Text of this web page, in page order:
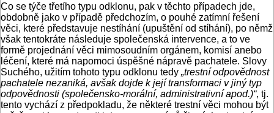
Co se týče třetího typu odklonu, pak v těchto případech jde,
obdobně jako v případě předchozím, o pouhé zatímní řešení
věci, které představuje nestíhání (upuštění od stíhání), po němž
však tentokráte následuje společenská intervence, a to ve
formě projednání věci mimosoudním orgánem, komisí anebo
léčení, které má napomoci úspěšné nápravě pachatele. Slovy
Suchého, užitím tohoto typu odklonu tedy „trestní odpovědnost
pachatele nezaniká, avšak dojde k její transformaci v jiný typ
odpovědnosti (společensko-morální, administrativní apod.)“, tj.
tento vychází z předpokladu, že některé trestní věci mohou být